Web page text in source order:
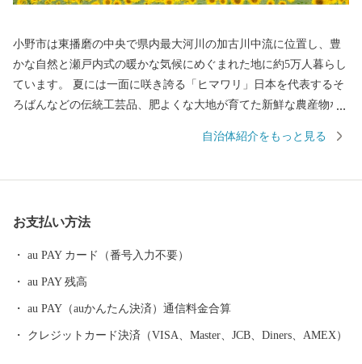
小野市は東播磨の中央で県内最大河川の加古川中流に位置し、豊
かな自然と瀬戸内式の暖かな気候にめぐまれた地に約5万人暮らし
ています。 夏には一面に咲き誇る「ヒマワリ」日本を代表するそ
ろばんなどの伝統工芸品、肥よくな大地が育てた新鮮な農産物な
みいただいた新規寄附につきましては通常よりも対応にお時間を
（水）以降、順次発行・郵送いたします。 返礼品の配送：通常よ
りお届けにお時間をいただく場合がございます。 ご寄附をご検討
中の皆さまにはご不便をおかけいたしますが、何卒ご理解賜りま
自治体紹介をもっと見る
お支払い方法
au PAY カード（番号入力不要）
au PAY 残高
au PAY（auかんたん決済）通信料金合算
クレジットカード決済（VISA、Master、JCB、Diners、AMEX）